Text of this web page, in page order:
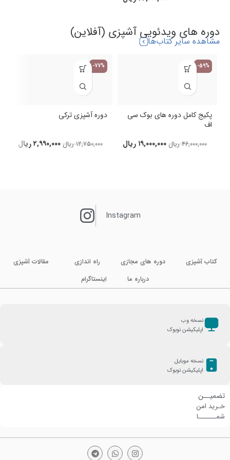
دوره های ویدئویی آشپزی (آفلاین)
مشاهده سایر کتاب‌ها
-59%
پکیج کامل دوره های بوک سی
اف
۴۶,۰۰۰,۰۰۰ ریال ۱۹,۰۰۰,۰۰۰ ریال
-77%
دوره آشپزی ترکی
۱۲,۷۵۰,۰۰۰ ریال ۲,۹۹۰,۰۰۰ریال
Instagram
کتاب آشپزی دوره های مجازی راه اندازی
مقالات آشپزی
درباره ما
اینستاگرام
نسخه وب
اپلیکیشن نوبوک
نسخه موبایل
اپلیکیشن نوبوک
تضمیــن
خـرید امن
شمـــــــا